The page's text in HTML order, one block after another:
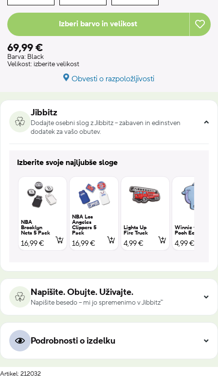
Izberi barvo in velikost
69,99 €
Barva: Black
Velikost: izberite velikost
Obvesti o razpoložljivosti
Jibbitz
Dodajte osebni slog z Jibbitz – zabaven in edinstven
dodatek za vašo obutev.
Izberite svoje najljubše sloge
NBA
Brooklyn
Nets 5 Pack
16,99 €
NBA Los
Angeles
Clippers 5
Pack
16,99 €
Lights Up
Fire Truck
4,99 €
Winnie the
Pooh Eeyore
4,99 €
Napišite. Obujte. Uživajte.
Napišite besedo – mi jo spremenimo v Jibbitz™
Podrobnosti o izdelku
Artikel: 212032